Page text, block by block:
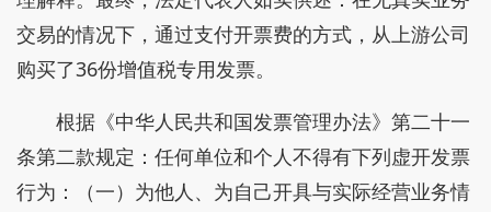
交易的情况下，通过支付开票费的方式，从上游公司
购买了36份增值税专用发票。
根据《中华人民共和国发票管理办法》第二十一
条第二款规定：任何单位和个人不得有下列虚开发票
行为：（一）为他人、为自己开具与实际经营业务情